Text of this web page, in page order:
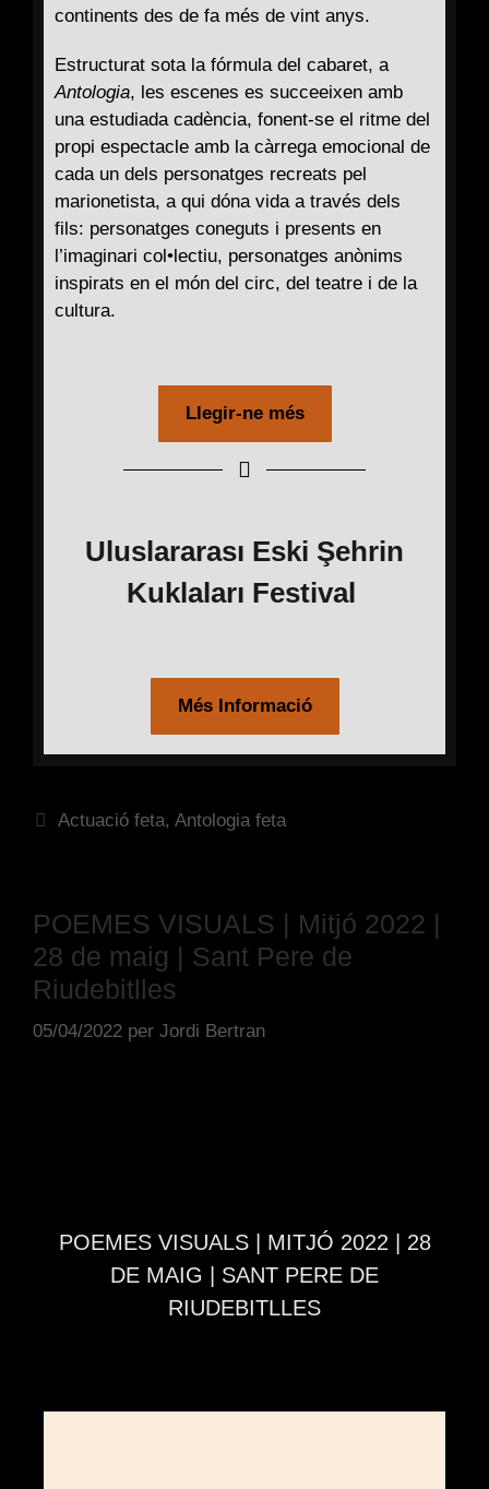
continents des de fa més de vint anys.
Estructurat sota la fórmula del cabaret, a
Antologia, les escenes es succeeixen amb
una estudiada cadència, fonent-se el ritme del
propi espectacle amb la càrrega emocional de
cada un dels personatges recreats pel
marionetista, a qui dóna vida a través dels
fils: personatges coneguts i presents en
l’imaginari col•lectiu, personatges anònims
inspirats en el món del circ, del teatre i de la
cultura.
Llegir-ne més
Uluslararası Eski Şehrin
Kuklaları Festival
Més Informació
Actuació feta,Antologia feta
POEMES VISUALS | Mitjó 2022 |
28 de maig | Sant Pere de
Riudebitlles
05/04/2022 per Jordi Bertran
POEMES VISUALS | MITJÓ 2022 | 28
DE MAIG | SANT PERE DE
RIUDEBITLLES